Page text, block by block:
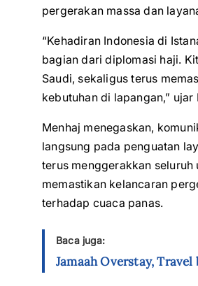
pergerakan massa dan
“Kehadiran Indonesia di
bagian dari diplomasi haji.
Saudi, sekaligus terus
kebutuhan di lapangan,”
Menhaj menegaskan,
langsung pada penguatan
terus menggerakkan
memastikan kelancaran
terhadap cuaca panas.
Baca juga:
Jamaah Overstay, Travel